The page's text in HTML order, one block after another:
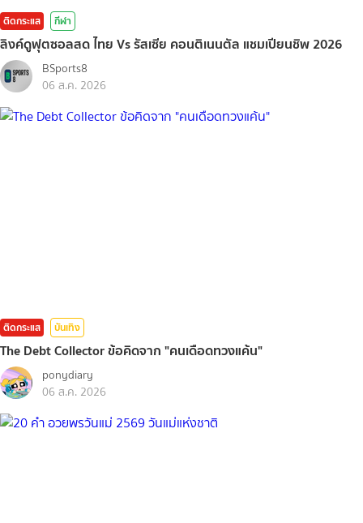
ติดกระแส กีฬา
ลิงค์ดูฟุตซอลสด ไทย Vs รัสเซีย คอนติเนนตัล แชมเปียนชิพ 2026
BSports8
06 ส.ค. 2026
ติดกระแส บันเทิง
The Debt Collector ข้อคิดจาก "คนเดือดทวงแค้น"
ponydiary
06 ส.ค. 2026